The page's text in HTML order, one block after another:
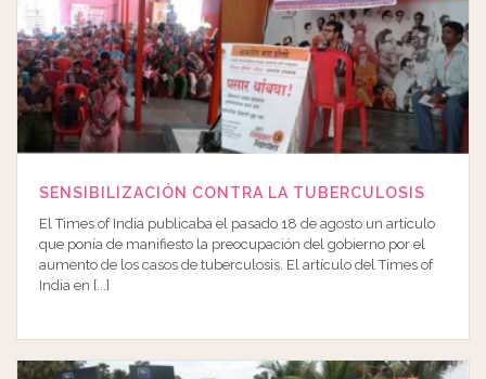
SENSIBILIZACIÓN CONTRA LA TUBERCULOSIS
El Times of India publicaba el pasado 18 de agosto un artículo
que ponía de manifiesto la preocupación del gobierno por el
aumento de los casos de tuberculosis. El artículo del Times of
India en [...]